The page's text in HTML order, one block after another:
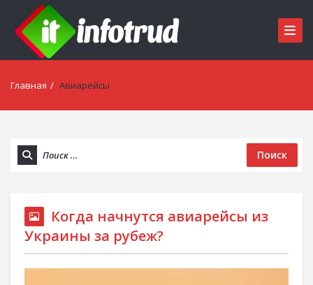
Главная / Авиарейсы
Поиск
Когда начнутся авиарейсы из
Украины за рубеж?